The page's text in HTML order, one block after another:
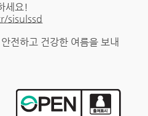
세요!
sisulssd
전하고 건강한 여름을 보내